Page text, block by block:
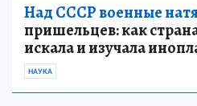
Над СССР военные
пришельцев: как
искала и изучала
НАУКА